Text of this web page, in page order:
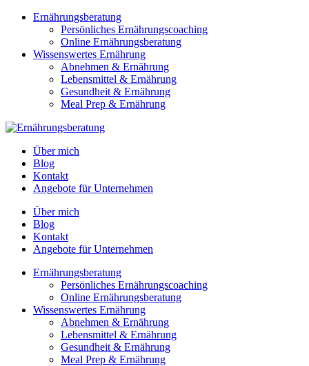
Ernährungsberatung
Persönliches Ernährungscoaching
Online Ernährungsberatung
Wissenswertes Ernährung
Abnehmen & Ernährung
Lebensmittel & Ernährung
Gesundheit & Ernährung
Meal Prep & Ernährung
Über mich
Blog
Kontakt
Angebote für Unternehmen
Über mich
Blog
Kontakt
Angebote für Unternehmen
Ernährungsberatung
Persönliches Ernährungscoaching
Online Ernährungsberatung
Wissenswertes Ernährung
Abnehmen & Ernährung
Lebensmittel & Ernährung
Gesundheit & Ernährung
Meal Prep & Ernährung